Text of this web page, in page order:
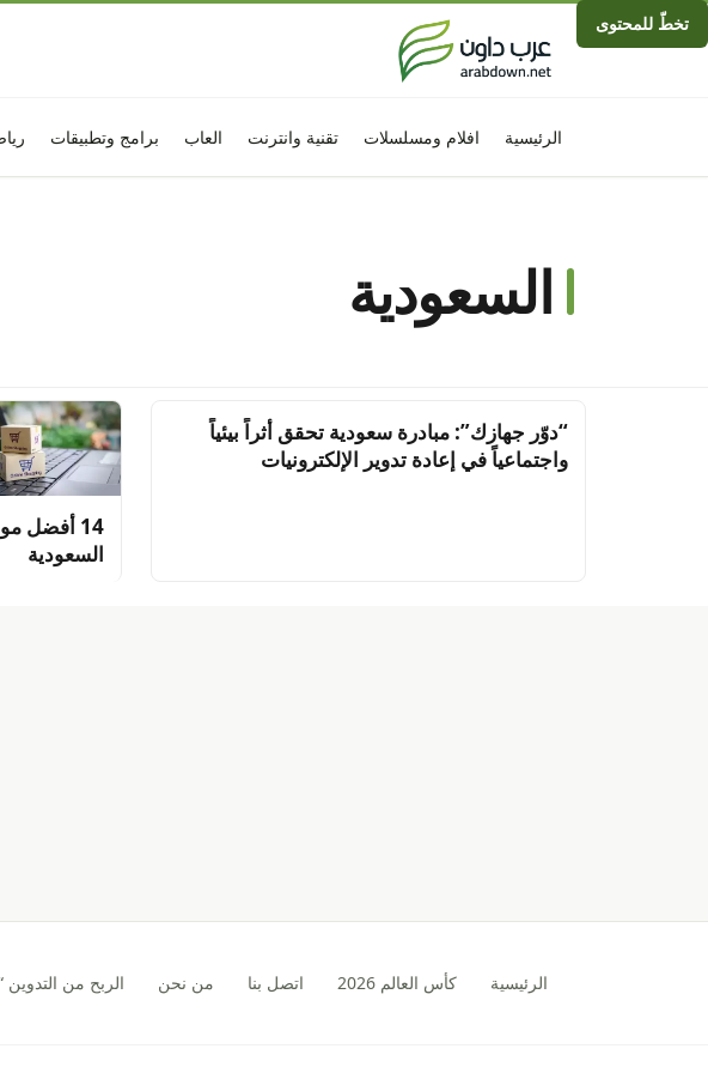
تخطّ للمحتوى
الرئيسية افلام ومسلسلات تقنية وانترنت العاب برامج وتطبيقات
السعودية
“دوّر جهازك”: مبادرة سعودية تحقق أثراً بيئياً
واجتماعياً في إعادة تدوير الإلكترونيات
14 أفضل
السعودية
الرئيسية كأس العالم 2026 اتصل بنا من نحن الربح من